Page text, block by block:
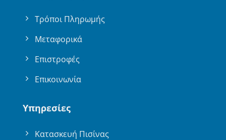
Τρόποι Πληρωμής
Μεταφορικά
Επιστροφές
Επικοινωνία
Υπηρεσίες
Κατασκευή Πισίνας